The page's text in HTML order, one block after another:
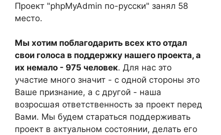
Проект "phpMyAdmin по-русски" занял 58
место.
Мы хотим поблагодарить всех кто отдал
свои голоса в поддержку нашего проекта, а
их немало - 975 человек. Для нас это
участие много значит - с одной стороны это
Ваше признание, а с другой - наша
возросшая ответственность за проект перед
Вами. Мы будем стараться поддерживать
проект в актуальном состоянии, делать его